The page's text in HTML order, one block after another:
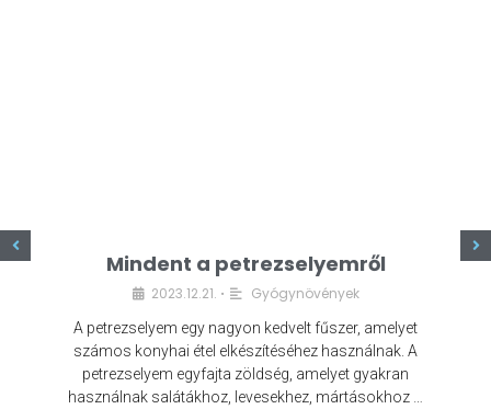
Mindent a petrezselyemről
2023.12.21. • Gyógynövények
A petrezselyem egy nagyon kedvelt fűszer, amelyet
számos konyhai étel elkészítéséhez használnak. A
petrezselyem egyfajta zöldség, amelyet gyakran
használnak salátákhoz, levesekhez, mártásokhoz …